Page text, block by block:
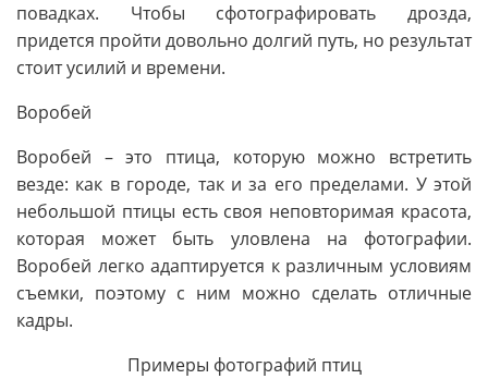
повадках. Чтобы сфотографировать дрозда,
придется пройти довольно долгий путь, но результат
стоит усилий и времени.
Воробей
Воробей – это птица, которую можно встретить
везде: как в городе, так и за его пределами. У этой
небольшой птицы есть своя неповторимая красота,
которая может быть уловлена на фотографии.
Воробей легко адаптируется к различным условиям
съемки, поэтому с ним можно сделать отличные
кадры.
Примеры фотографий птиц